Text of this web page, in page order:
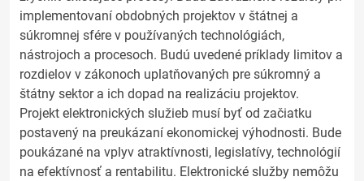
implementovaní obdobných projektov v štátnej a
súkromnej sfére v používaných technológiách,
nástrojoch a procesoch. Budú uvedené príklady limitov a
rozdielov v zákonoch uplatňovaných pre súkromný a
štátny sektor a ich dopad na realizáciu projektov.
Projekt elektronických služieb musí byť od začiatku
postavený na preukázaní ekonomickej výhodnosti. Bude
poukázané na vplyv atraktívnosti, legislatívy, technológií
na efektívnosť a rentabilitu. Elektronické služby nemôžu